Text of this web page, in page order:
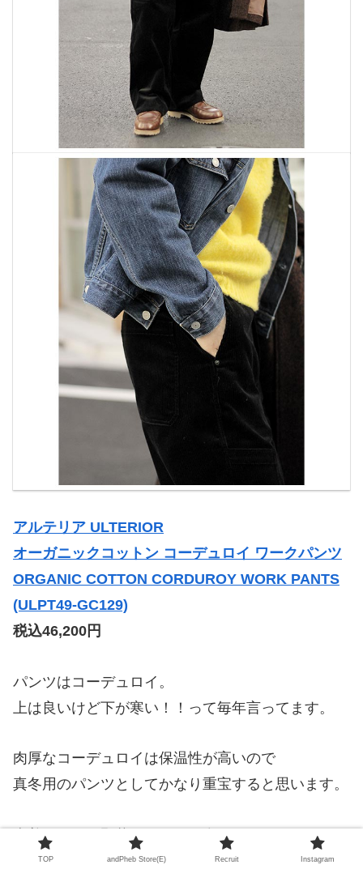
アルテリア ULTERIOR
オーガニックコットン コーデュロイ ワークパンツ
ORGANIC COTTON CORDUROY WORK PANTS
(ULPT49-GC129)
税込46,200円
パンツはコーデュロイ。
上は良いけど下が寒い！！って毎年言ってます。
肉厚なコーデュロイは保温性が高いので
真冬用のパンツとしてかなり重宝すると思います。
古着とかだと野暮ったいのが多いですが
流石アルテリア、すっきりした上品なバランスで
TOP andPheb Store(E) Recruit Instagram